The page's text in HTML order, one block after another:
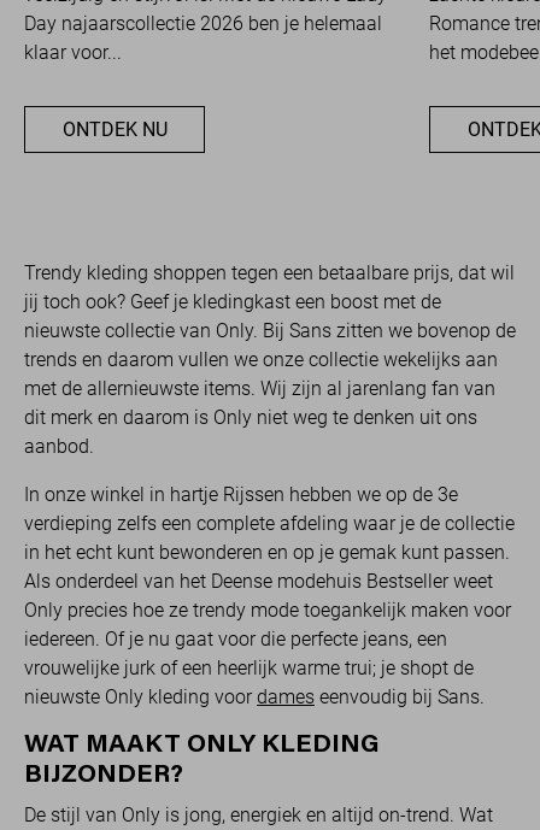
Day najaarscollectie 2026 ben je helemaal
klaar voor...
ONTDEK NU
Romance
het
Trendy kleding shoppen tegen een betaalbare prijs, dat wil
jij toch ook? Geef je kledingkast een boost met de
nieuwste collectie van Only. Bij Sans zitten we bovenop de
trends en daarom vullen we onze collectie wekelijks aan
met de allernieuwste items. Wij zijn al jarenlang fan van
dit merk en daarom is Only niet weg te denken uit ons
aanbod.
In onze winkel in hartje Rijssen hebben we op de 3e
verdieping zelfs een complete afdeling waar je de collectie
in het echt kunt bewonderen en op je gemak kunt passen.
Als onderdeel van het Deense modehuis Bestseller weet
Only precies hoe ze trendy mode toegankelijk maken voor
iedereen. Of je nu gaat voor die perfecte jeans, een
vrouwelijke jurk of een heerlijk warme trui; je shopt de
nieuwste Only kleding voor dames eenvoudig bij Sans.
WAT MAAKT ONLY KLEDING
BIJZONDER?
De stijl van Only is jong, energiek en altijd on-trend. Wat